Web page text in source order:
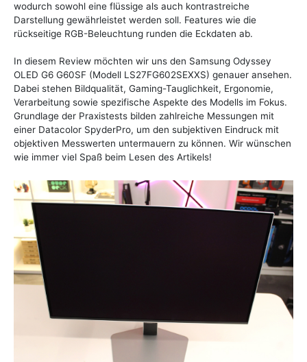
wodurch sowohl eine flüssige als auch kontrastreiche
Darstellung gewährleistet werden soll. Features wie die
rückseitige RGB-Beleuchtung runden die Eckdaten ab.
In diesem Review möchten wir uns den Samsung Odyssey
OLED G6 G60SF (Modell LS27FG602SEXXS) genauer ansehen.
Dabei stehen Bildqualität, Gaming-Tauglichkeit, Ergonomie,
Verarbeitung sowie spezifische Aspekte des Modells im Fokus.
Grundlage der Praxistests bilden zahlreiche Messungen mit
einer Datacolor SpyderPro, um den subjektiven Eindruck mit
objektiven Messwerten untermauern zu können. Wir wünschen
wie immer viel Spaß beim Lesen des Artikels!